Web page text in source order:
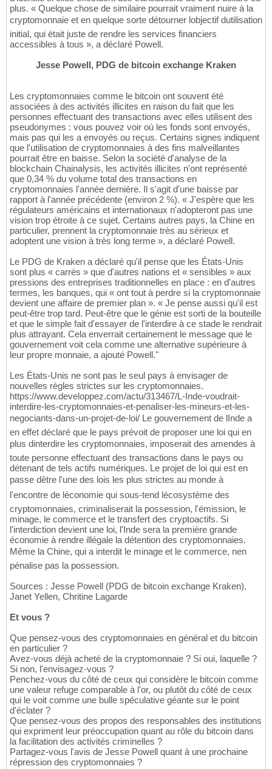
plus. « Quelque chose de similaire pourrait vraiment nuire à la
cryptomonnaie et en quelque sorte détourner lobjectif dutilisation
initial, qui était juste de rendre les services financiers
accessibles à tous », a déclaré Powell.
Jesse Powell, PDG de bitcoin exchange Kraken
Les cryptomonnaies comme le bitcoin ont souvent été
associées à des activités illicites en raison du fait que les
personnes effectuant des transactions avec elles utilisent des
pseudonymes : vous pouvez voir où les fonds sont envoyés,
mais pas qui les a envoyés ou reçus. Certains signes indiquent
que l'utilisation de cryptomonnaies à des fins malveillantes
pourrait être en baisse. Selon la société d'analyse de la
blockchain Chainalysis, les activités illicites n'ont représenté
que 0,34 % du volume total des transactions en
cryptomonnaies l'année dernière. Il s'agit d'une baisse par
rapport à l'année précédente (environ 2 %). « J'espère que les
régulateurs américains et internationaux n'adopteront pas une
vision trop étroite à ce sujet. Certains autres pays, la Chine en
particulier, prennent la cryptomonnaie très au sérieux et
adoptent une vision à très long terme », a déclaré Powell.
Le PDG de Kraken a déclaré qu'il pense que les États-Unis
sont plus « carrés » que d'autres nations et « sensibles » aux
pressions des entreprises traditionnelles en place : en d'autres
termes, les banques, qui « ont tout à perdre si la cryptomonnaie
devient une affaire de premier plan ». « Je pense aussi qu'il est
peut-être trop tard. Peut-être que le génie est sorti de la bouteille
et que le simple fait d'essayer de l'interdire à ce stade le rendrait
plus attrayant. Cela enverrait certainement le message que le
gouvernement voit cela comme une alternative supérieure à
leur propre monnaie, a ajouté Powell."
Les États-Unis ne sont pas le seul pays à envisager de
nouvelles règles strictes sur les cryptomonnaies.
https://www.developpez.com/actu/313467/L-Inde-voudrait-
interdire-les-cryptomonnaies-et-penaliser-les-mineurs-et-les-
negociants-dans-un-projet-de-loi/ Le gouvernement de lInde a
en effet déclaré que le pays prévoit de proposer une loi qui en
plus dinterdire les cryptomonnaies, imposerait des amendes à
toute personne effectuant des transactions dans le pays ou
détenant de tels actifs numériques. Le projet de loi qui est en
passe dêtre l'une des lois les plus strictes au monde à
l'encontre de léconomie qui sous-tend lécosystème des
cryptomonnaies, criminaliserait la possession, l'émission, le
minage, le commerce et le transfert des cryptoactifs. Si
l'interdiction devient une loi, l'Inde sera la première grande
économie à rendre illégale la détention des cryptomonnaies.
Même la Chine, qui a interdit le minage et le commerce, nen
pénalise pas la possession.
Sources : Jesse Powell (PDG de bitcoin exchange Kraken),
Janet Yellen, Chritine Lagarde
Et vous ?
Que pensez-vous des cryptomonnaies en général et du bitcoin
en particulier ?
Avez-vous déjà acheté de la cryptomonnaie ? Si oui, laquelle ?
Si non, l'envisagez-vous ?
Penchez-vous du côté de ceux qui considère le bitcoin comme
une valeur refuge comparable à l'or, ou plutôt du côté de ceux
qui le voit comme une bulle spéculative géante sur le point
d'éclater ?
Que pensez-vous des propos des responsables des institutions
qui expriment leur préoccupation quant au rôle du bitcoin dans
la facilitation des activités criminelles ?
Partagez-vous l'avis de Jesse Powell quant à une prochaine
répression des cryptomonnaies ?